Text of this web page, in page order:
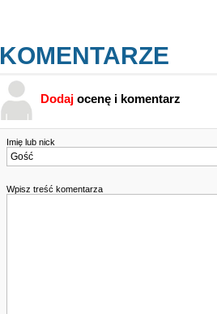
KOMENTARZE
Dodaj ocenę i komentarz
Imię lub nick
Wpisz treść komentarza